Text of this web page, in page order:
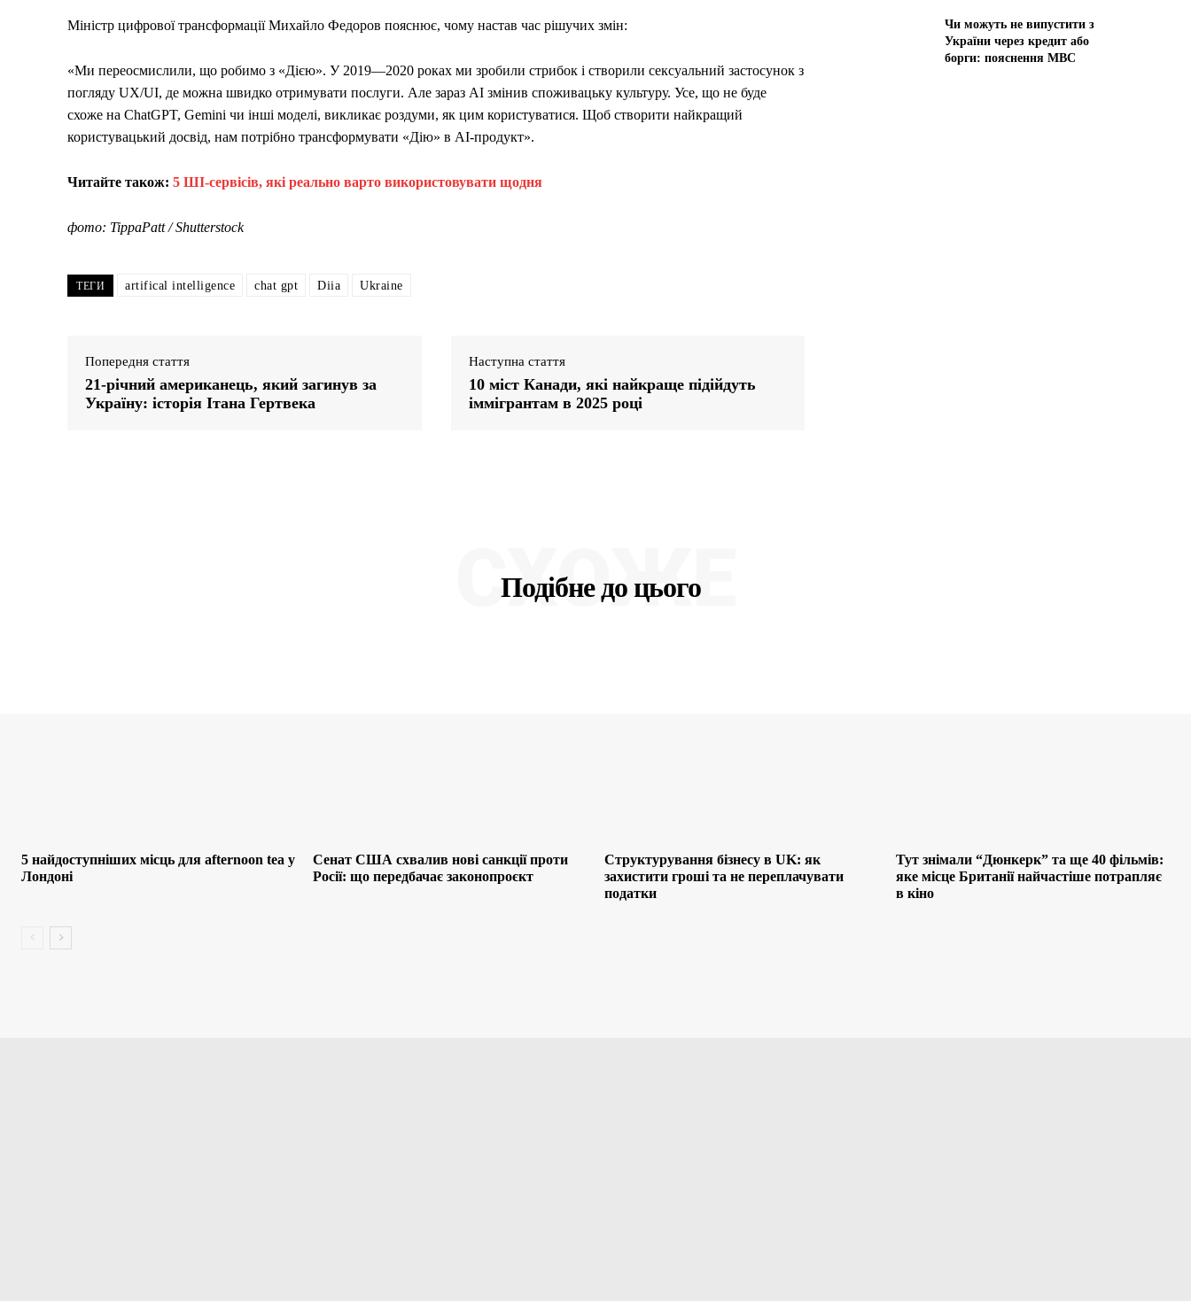
Міністр цифрової трансформації Михайло Федоров пояснює, чому настав час рішучих змін:
«Ми переосмислили, що робимо з «Дією». У 2019—2020 роках ми зробили стрибок і створили сексуальний застосунок з
погляду UX/UI, де можна швидко отримувати послуги. Але зараз АІ змінив споживацьку культуру. Усе, що не буде
схоже на ChatGPT, Gemini чи інші моделі, викликає роздуми, як цим користуватися. Щоб створити найкращий
користувацький досвід, нам потрібно трансформувати «Дію» в АІ-продукт».
Читайте також: 5 ШI-сервісів, які реально варто використовувати щодня
фото: TippaPatt / Shutterstock
ТЕГИ artifical intelligence chat gpt Diia Ukraine
Попередня стаття
21-річний американець, який загинув за
Україну: історія Ітана Гертвека
Наступна стаття
10 міст Канади, які найкраще підійдуть
іммігрантам в 2025 році
Чи можуть не випустити з
України через кредит або
борги: пояснення МВС
Подібне до цього
СХОЖЕ
5 найдоступніших місць для afternoon tea у
Лондоні
Сенат США схвалив нові санкції проти
Росії: що передбачає законопроєкт
Структурування бізнесу в UK: як
захистити гроші та не переплачувати
податки
Тут знімали “Дюнкерк” та ще 40 фільмів:
яке місце Британії найчастіше потрапляє
в кіно